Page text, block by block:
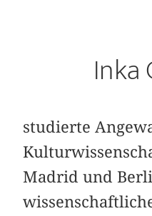
Inka
studierte
Madrid und